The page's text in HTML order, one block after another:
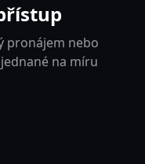
pronájem nebo
na míru